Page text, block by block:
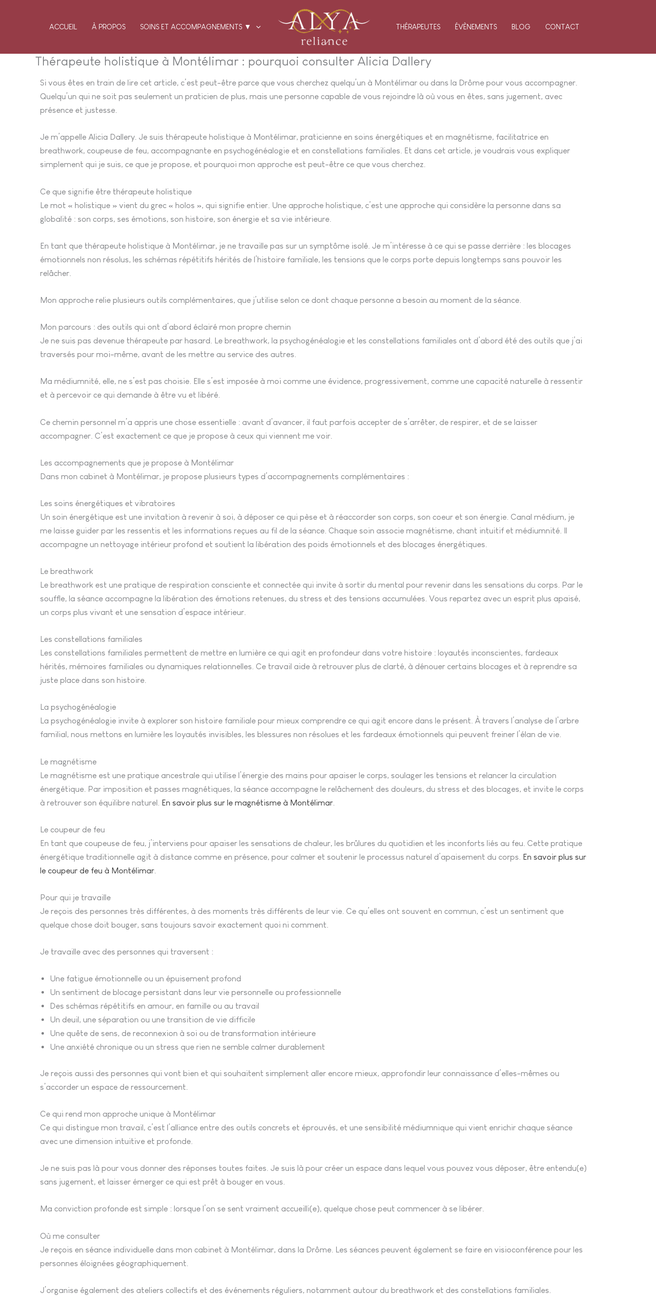
ACCUEIL À PROPOS SOINS ET ACCOMPAGNEMENTS ▼ THÉRAPEUTES ÉVÈNEMENTS BLOG CONTACT
Thérapeute holistique à Montélimar : pourquoi consulter Alicia Dallery
Si vous êtes en train de lire cet article, c’est peut-être parce que vous cherchez quelqu’un à Montélimar ou dans la Drôme pour vous accompagner.
Quelqu’un qui ne soit pas seulement un praticien de plus, mais une personne capable de vous rejoindre là où vous en êtes, sans jugement, avec
présence et justesse.
Je m’appelle Alicia Dallery. Je suis thérapeute holistique à Montélimar, praticienne en soins énergétiques et en magnétisme, facilitatrice en
breathwork, coupeuse de feu, accompagnante en psychogénéalogie et en constellations familiales. Et dans cet article, je voudrais vous expliquer
simplement qui je suis, ce que je propose, et pourquoi mon approche est peut-être ce que vous cherchez.
Ce que signifie être thérapeute holistique
Le mot « holistique » vient du grec « holos », qui signifie entier. Une approche holistique, c’est une approche qui considère la personne dans sa
globalité : son corps, ses émotions, son histoire, son énergie et sa vie intérieure.
En tant que thérapeute holistique à Montélimar, je ne travaille pas sur un symptôme isolé. Je m’intéresse à ce qui se passe derrière : les blocages
émotionnels non résolus, les schémas répétitifs hérités de l’histoire familiale, les tensions que le corps porte depuis longtemps sans pouvoir les
relâcher.
Mon approche relie plusieurs outils complémentaires, que j’utilise selon ce dont chaque personne a besoin au moment de la séance.
Mon parcours : des outils qui ont d’abord éclairé mon propre chemin
Je ne suis pas devenue thérapeute par hasard. Le breathwork, la psychogénéalogie et les constellations familiales ont d’abord été des outils que j’ai
traversés pour moi-même, avant de les mettre au service des autres.
Ma médiumnité, elle, ne s’est pas choisie. Elle s’est imposée à moi comme une évidence, progressivement, comme une capacité naturelle à ressentir
et à percevoir ce qui demande à être vu et libéré.
Ce chemin personnel m’a appris une chose essentielle : avant d’avancer, il faut parfois accepter de s’arrêter, de respirer, et de se laisser
accompagner. C’est exactement ce que je propose à ceux qui viennent me voir.
Les accompagnements que je propose à Montélimar
Dans mon cabinet à Montélimar, je propose plusieurs types d’accompagnements complémentaires :
Les soins énergétiques et vibratoires
Un soin énergétique est une invitation à revenir à soi, à déposer ce qui pèse et à réaccorder son corps, son coeur et son énergie. Canal médium, je
me laisse guider par les ressentis et les informations reçues au fil de la séance. Chaque soin associe magnétisme, chant intuitif et médiumnité. Il
accompagne un nettoyage intérieur profond et soutient la libération des poids émotionnels et des blocages énergétiques.
Le breathwork
Le breathwork est une pratique de respiration consciente et connectée qui invite à sortir du mental pour revenir dans les sensations du corps. Par le
souffle, la séance accompagne la libération des émotions retenues, du stress et des tensions accumulées. Vous repartez avec un esprit plus apaisé,
un corps plus vivant et une sensation d’espace intérieur.
Les constellations familiales
Les constellations familiales permettent de mettre en lumière ce qui agit en profondeur dans votre histoire : loyautés inconscientes, fardeaux
hérités, mémoires familiales ou dynamiques relationnelles. Ce travail aide à retrouver plus de clarté, à dénouer certains blocages et à reprendre sa
juste place dans son histoire.
La psychogénéalogie
La psychogénéalogie invite à explorer son histoire familiale pour mieux comprendre ce qui agit encore dans le présent. À travers l’analyse de l’arbre
familial, nous mettons en lumière les loyautés invisibles, les blessures non résolues et les fardeaux émotionnels qui peuvent freiner l’élan de vie.
Le magnétisme
Le magnétisme est une pratique ancestrale qui utilise l’énergie des mains pour apaiser le corps, soulager les tensions et relancer la circulation
énergétique. Par imposition et passes magnétiques, la séance accompagne le relâchement des douleurs, du stress et des blocages, et invite le corps
à retrouver son équilibre naturel. En savoir plus sur le magnétisme à Montélimar
Le coupeur de feu
En tant que coupeuse de feu, j’interviens pour apaiser les sensations de chaleur, les brûlures du quotidien et les inconforts liés au feu. Cette pratique
énergétique traditionnelle agit à distance comme en présence, pour calmer et soutenir le processus naturel d’apaisement du corps. En savoir plus sur
le coupeur de feu à Montélimar.
Pour qui je travaille
Je reçois des personnes très différentes, à des moments très différents de leur vie. Ce qu’elles ont souvent en commun, c’est un sentiment que
quelque chose doit bouger, sans toujours savoir exactement quoi ni comment.
Je travaille avec des personnes qui traversent :
Une fatigue émotionnelle ou un épuisement profond
Un sentiment de blocage persistant dans leur vie personnelle ou professionnelle
Des schémas répétitifs en amour, en famille ou au travail
Un deuil, une séparation ou une transition de vie difficile
Une quête de sens, de reconnexion à soi ou de transformation intérieure
Une anxiété chronique ou un stress que rien ne semble calmer durablement
Je reçois aussi des personnes qui vont bien et qui souhaitent simplement aller encore mieux, approfondir leur connaissance d’elles-mêmes ou
s’accorder un espace de ressourcement.
Ce qui rend mon approche unique à Montélimar
Ce qui distingue mon travail, c’est l’alliance entre des outils concrets et éprouvés, et une sensibilité médiumnique qui vient enrichir chaque séance
avec une dimension intuitive et profonde.
Je ne suis pas là pour vous donner des réponses toutes faites. Je suis là pour créer un espace dans lequel vous pouvez vous déposer, être entendu(e)
sans jugement, et laisser émerger ce qui est prêt à bouger en vous.
Ma conviction profonde est simple : lorsque l’on se sent vraiment accueilli(e), quelque chose peut commencer à se libérer.
Où me consulter
Je reçois en séance individuelle dans mon cabinet à Montélimar, dans la Drôme. Les séances peuvent également se faire en visioconférence pour les
personnes éloignées géographiquement.
J’organise également des ateliers collectifs et des événements réguliers, notamment autour du breathwork et des constellations familiales.